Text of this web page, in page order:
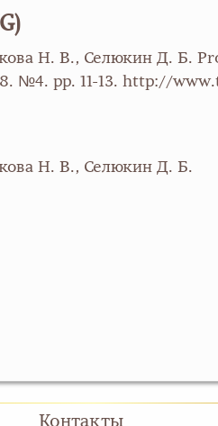
Н. В., Селюкин Д. Б.
№4. pp. 11-13. http://
Н. В., Селюкин Д. Б.